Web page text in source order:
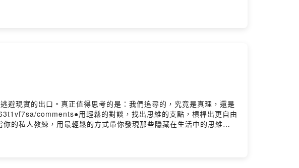
出思維的支點，槓桿出更自由的人生。（來聽聽看，搞不好你也會
避現實的出口。真正值得思考的是：我們追尋的，究竟是真理，還是
comments●用輕鬆的對談，找出思維的支點，槓桿出更自由
人教練，用最輕鬆的方式帶你發現那些隱藏在生活中的思維寶
合作請洽｜contact@lyt.com.tw━━━━━━━━━━━━●